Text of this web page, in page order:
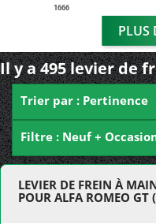
1666
PLUS
Il y a 495 levier de
Trier par : Pertinence
Filtre : Neuf +
LEVIER DE FREIN À
POUR ALFA ROMEO GT